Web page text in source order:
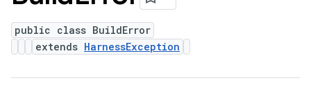
public class BuildError
extends HarnessException